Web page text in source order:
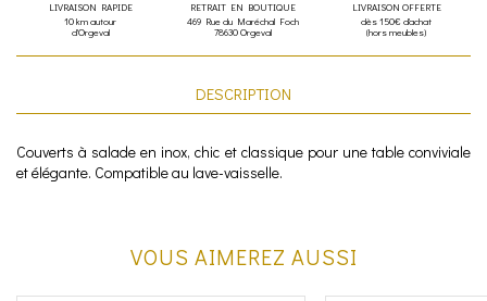
LIVRAISON RAPIDE
10 km autour
d'Orgeval
RETRAIT EN BOUTIQUE
469 Rue du Maréchal Foch
78630 Orgeval
LIVRAISON OFFERTE
dès 150€ d'achat
(hors meubles)
DESCRIPTION
Couverts à salade en inox, chic et classique pour une table conviviale
et élégante. Compatible au lave-vaisselle.
VOUS AIMEREZ AUSSI